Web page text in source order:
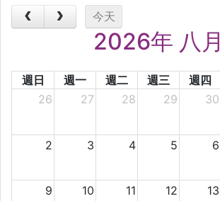
今天
2026年 八月
週日 週一 週二 週三 週四
26
27 28 29 30
2 3 4 5 6
9 10 11 12 13